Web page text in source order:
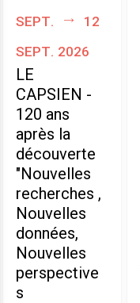
sept.
12
sept. 2026
LE
CAPSIEN -
120 ans
après la
découverte
"Nouvelles
recherches ,
Nouvelles
données,
Nouvelles
perspective
s